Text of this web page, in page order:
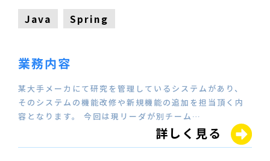
Java Spring
業務内容
某大手メーカにて研究を管理しているシステムがあり、
そのシステムの機能改修や新規機能の追加を担当頂く内
容となります。 今回は現リーダが別チーム…
詳しく見る